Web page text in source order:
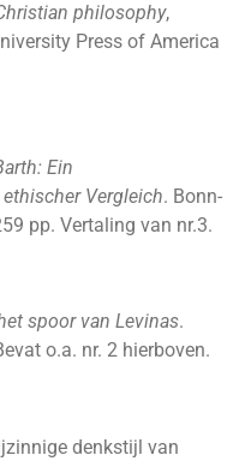
philosophy,
Press of America
Ein
Vergleich. Bonn-
pp. Vertaling van nr.3.
spoor van Levinas.
o.a. nr. 2 hierboven.
denkstijl van